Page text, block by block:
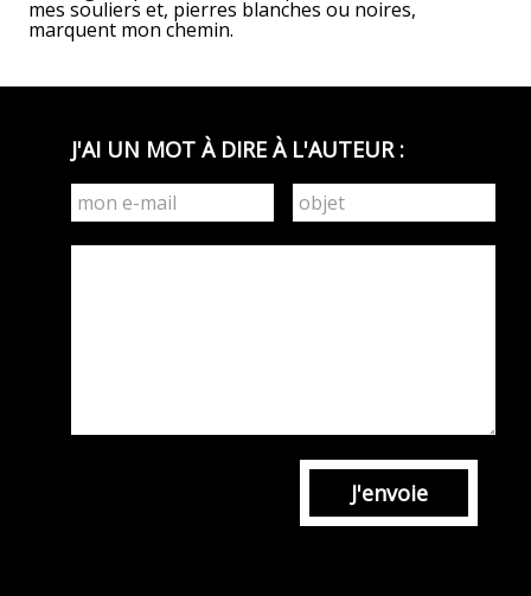
mes souliers et, pierres blanches ou noires,
marquent mon chemin.
J'AI UN MOT À DIRE À L'AUTEUR :
J'envoie